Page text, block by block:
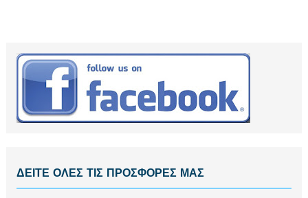
ΔΕΙΤΕ ΟΛΕΣ ΤΙΣ ΠΡΟΣΦΟΡΕΣ ΜΑΣ